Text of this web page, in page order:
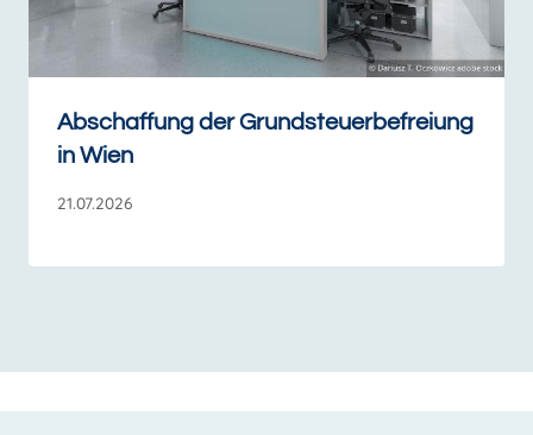
Abschaffung der Grundsteuerbefreiung
in Wien
21.07.2026